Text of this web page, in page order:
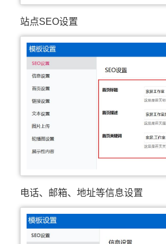
站点SEO设置
电话、邮箱、地址等信息设置